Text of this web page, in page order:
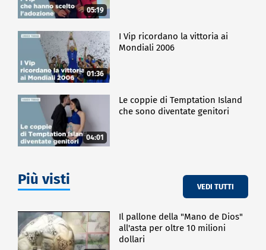
05:19
01:36
I Vip ricordano la vittoria ai
Mondiali 2006
04:01
Le coppie di Temptation Island
che sono diventate genitori
Più visti VEDI TUTTI
Il pallone della "Mano de Dios"
all'asta per oltre 10 milioni
dollari